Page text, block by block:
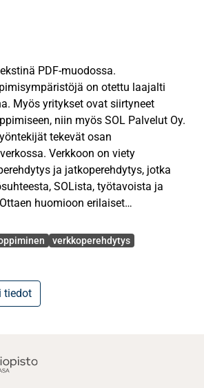
PDF-muodossa.
on otettu laajalti
Myös yritykset ovat siirtyneet
niin myös SOL Palvelut Oy.
tekevät osan
Verkkoon on viety
ja jatkoperehdytys, jotka
SOLista, työtavoista ja
huomioon erilaiset
toimivuudesta ja käytettävyydestä.
maahanmuuttajataustaisia
haluttiin myös selvittää
on käsitelty
Teoreettisesti on tarkasteltu
verkkoperehdytys
tiedot